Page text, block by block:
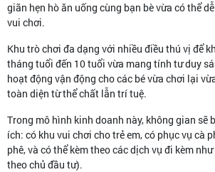
giãn hẹn hò ăn uống cùng bạn bè vừa có thể
vui chơi.
Khu trò chơi đa dạng với nhiều điều thú vị để
tháng tuổi đến 10 tuổi vừa mang tính tư duy
hoạt động vận động cho các bé vừa chơi lại
toàn diện từ thể chất lẫn trí tuệ.
Trong mô hình kinh doanh này, không gian sẽ
ích: có khu vui chơi cho trẻ em, có phục vụ cà
phê, và có thể kèm theo các dịch vụ đi kèm
theo chủ đầu tư).